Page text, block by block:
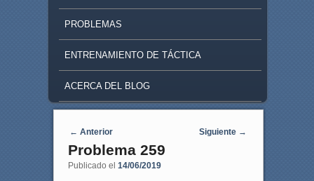
PROBLEMAS
ENTRENAMIENTO DE TÁCTICA
ACERCA DEL BLOG
Navegaci�n de entradas
← Anterior Siguiente →
Problema 259
Publicado el 14/06/2019